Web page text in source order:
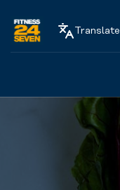
Logo
Translate